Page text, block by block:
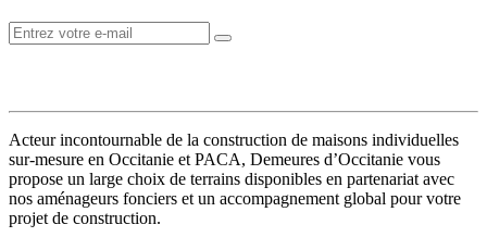
Acteur incontournable de la construction de maisons individuelles
sur-mesure en Occitanie et PACA, Demeures d’Occitanie vous
propose un large choix de terrains disponibles en partenariat avec
nos aménageurs fonciers et un accompagnement global pour votre
projet de construction.